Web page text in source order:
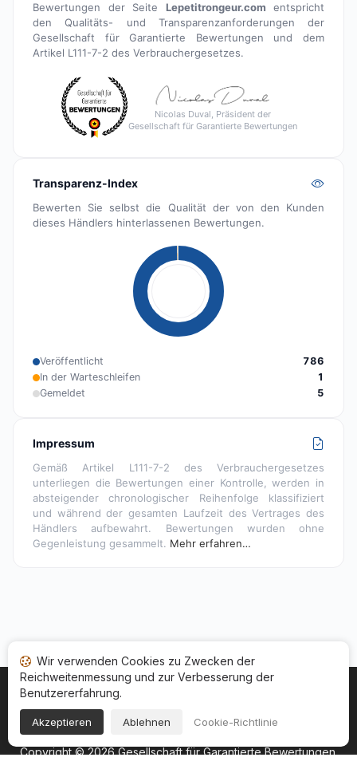
Bewertungen der Seite Lepetitrongeur.com entspricht
den Qualitäts- und Transparenzanforderungen der
Gesellschaft für Garantierte Bewertungen und dem
Artikel L111-7-2 des Verbrauchergesetzes.
Nicolas Duval, Präsident der
Gesellschaft für Garantierte Bewertungen
Transparenz-Index
Bewerten Sie selbst die Qualität der von den Kunden
dieses Händlers hinterlassenen Bewertungen.
Veröffentlicht
786
In der Warteschleifen
1
Gemeldet
5
Impressum
Gemäß Artikel L111-7-2 des Verbrauchergesetzes
unterliegen die Bewertungen einer Kontrolle, werden in
absteigender chronologischer Reihenfolge klassifiziert
und während der gesamten Laufzeit des Vertrages des
Händlers aufbewahrt. Bewertungen wurden ohne
Gegenleistung gesammelt. Mehr erfahren…
Startseite Ihr Bewertungsstatus
Allgemeine Nutzungsbedingugen
Rechtshinweise
Copyright © 2026Gesellschaft für Garantierte Bewertungen.
Wir verwenden Cookies zu Zwecken der
Reichweitenmessung und zur Verbesserung der
Benutzererfahrung.
Akzeptieren Ablehnen Cookie-Richtlinie